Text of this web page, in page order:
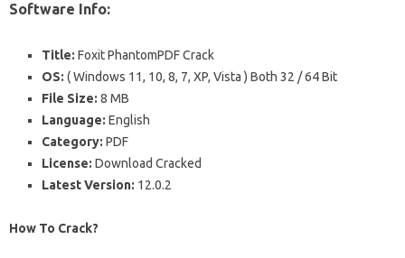
Software Info:
Title: Foxit PhantomPDF Crack
OS: ( Windows 11, 10, 8, 7, XP, Vista ) Both 32 / 64 Bit
File Size: 8 MB
Language: English
Category: PDF
License: Download Cracked
Latest Version: 12.0.2
How To Crack?